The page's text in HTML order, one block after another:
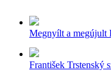
Megnyílt a megújult
František Trstenský